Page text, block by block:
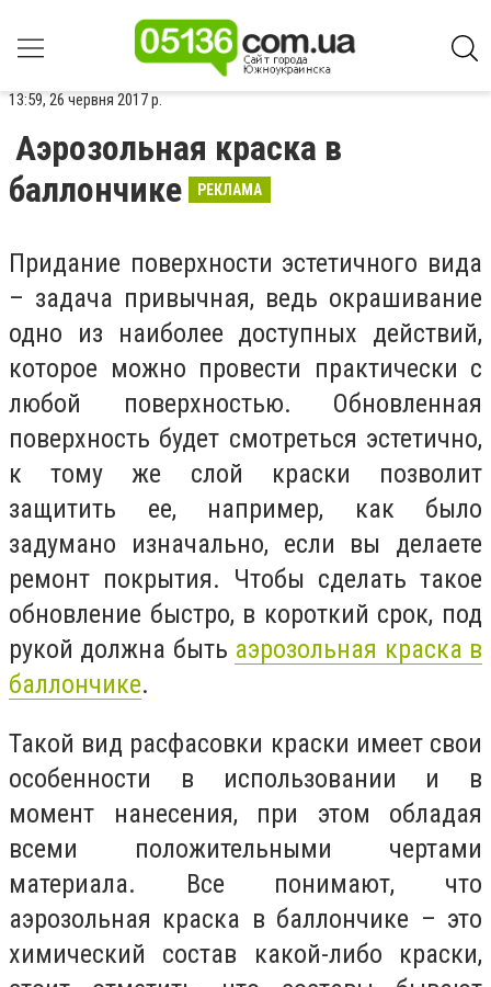
13:59, 26 червня 2017 р.
Аэрозольная краска в
баллончике
РЕКЛАМА
Придание поверхности эстетичного вида
– задача привычная, ведь окрашивание
одно из наиболее доступных действий,
которое можно провести практически с
любой поверхностью. Обновленная
поверхность будет смотреться эстетично,
к тому же слой краски позволит
защитить ее, например, как было
задумано изначально, если вы делаете
ремонт покрытия. Чтобы сделать такое
обновление быстро, в короткий срок, под
рукой должна быть аэрозольная краска в
баллончике.
Такой вид расфасовки краски имеет свои
особенности в использовании и в
момент нанесения, при этом обладая
всеми положительными чертами
материала. Все понимают, что
аэрозольная краска в баллончике – это
химический состав какой-либо краски,